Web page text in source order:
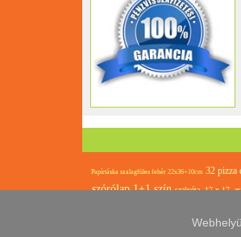
Papírtáska szalagfüles fehér 22x36+10cm 32 pizza
szórólap 1+1 szín szalvéta 17 x 17 -